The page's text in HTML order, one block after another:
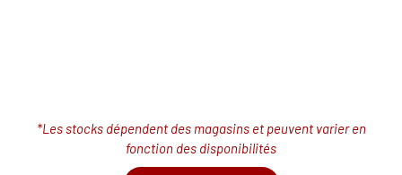
*Les stocks dépendent des magasins et peuvent varier en
fonction des disponibilités